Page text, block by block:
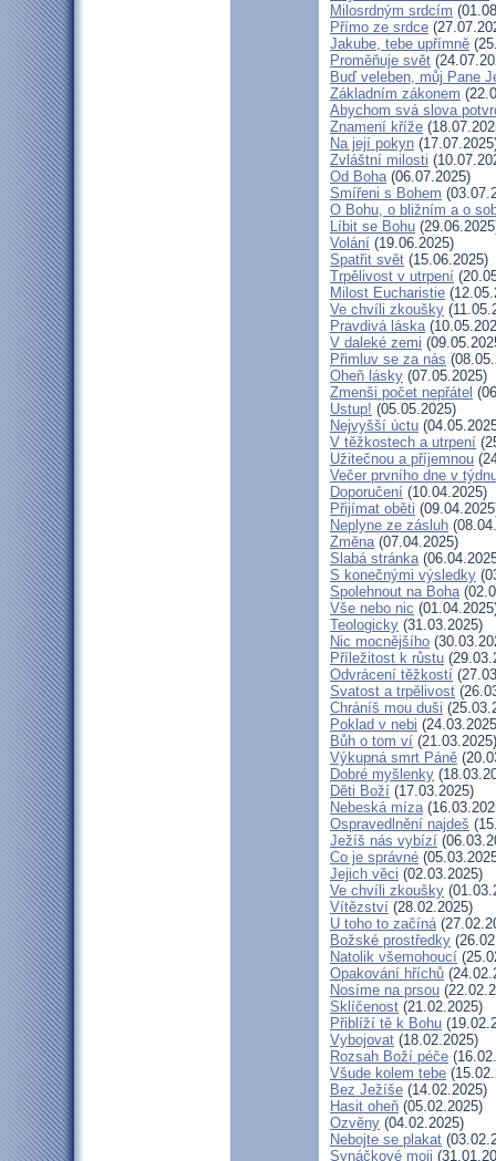
Milosrdným srdcím
Přímo ze srdce
Jakube, tebe upřímně
Proměňuje svět
Buď veleben, můj Pane
Základním zákonem
Abychom svá slova
Znamení kříže
Na její pokyn
Zvláštní milosti
Od Boha(06.07.2025)
Smířeni s Bohem
O Bohu, o bližním a o
Líbit se Bohu
Volání (19.06.2025)
Spatřit svět (15.06.2025)
Trpělivost v utrpení
Milost Eucharistie
Ve chvíli zkoušky
Pravdivá láska
V daleké zemi
Přimluv se za nás
Oheň lásky (07.05.2025)
Zmenši počet nepřátel
Ustup! (05.05.2025)
Nejvyšší úctu
V těžkostech a utrpení
Užitečnou a příjemnou
Večer prvního dne v
Doporučení (10.04.2025)
Přijímat oběti
Neplyne ze zásluh
Změna(07.04.2025)
Slabá stránka
S konečnými výsledky
Spolehnout na Boha
Vše nebo nic
Teologicky (31.03.2025)
Nic mocnějšího
Příležitost k růstu
Odvrácení těžkostí
Svatost a trpělivost
Chráníš mou duši
Poklad v nebi
Bůh o tom ví (21.03.2025)
Výkupná smrt Páně
Dobré myšlenky
Děti Boží (17.03.2025)
Nebeská míza
Ospravedlnění najdeš
Ježíš nás vybízí
Co je správné
Jejich věci (02.03.2025)
Ve chvíli zkoušky
Vítězství (28.02.2025)
U toho to začíná
Božské prostředky
Natolik všemohoucí
Opakování hříchů
Nosíme na prsou
Sklíčenost (21.02.2025)
Přiblíží tě k Bohu
Vybojovat (18.02.2025)
Rozsah Boží péče
Všude kolem tebe
Bez Ježíše (14.02.2025)
Hasit oheň (05.02.2025)
Ozvěny (04.02.2025)
Nebojte se plakat
Synáčkové moji